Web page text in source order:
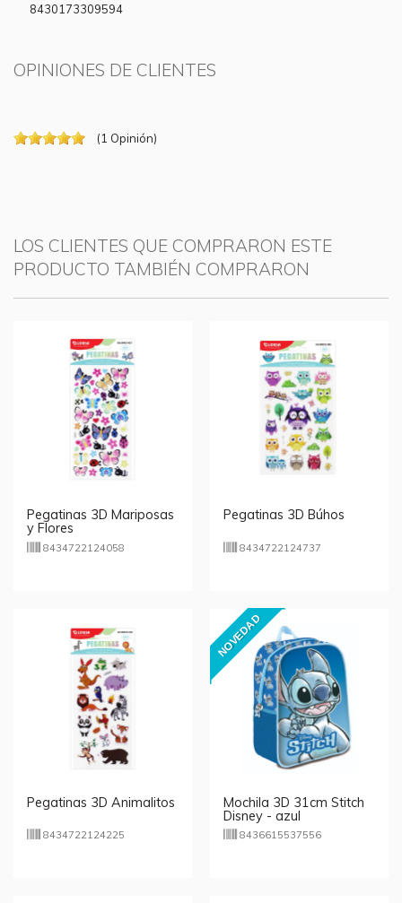
8430173309594
OPINIONES DE CLIENTES
(1 Opinión)
LOS CLIENTES QUE COMPRARON ESTE
PRODUCTO TAMBIÉN COMPRARON
Pegatinas 3D Mariposas
y Flores
8434722124058
Pegatinas 3D Búhos
8434722124737
Pegatinas 3D Animalitos
8434722124225
NOVEDAD
Mochila 3D 31cm Stitch
Disney - azul
8436615537556